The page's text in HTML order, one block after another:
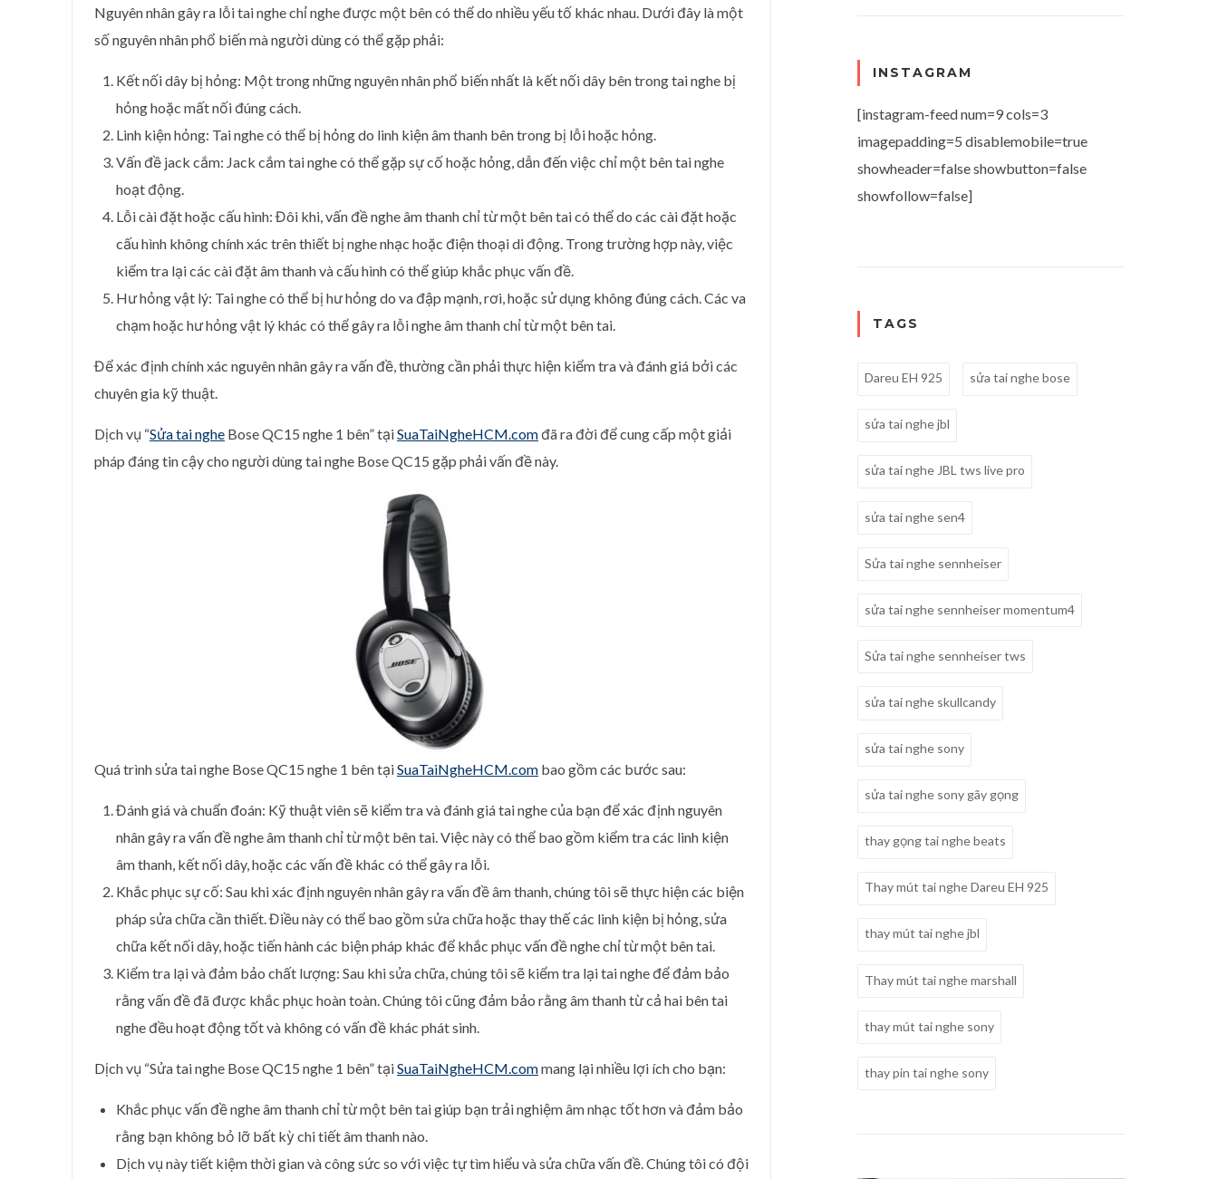
Nguyên nhân gây ra lỗi tai nghe chỉ nghe được một bên có thể do nhiều yếu tố khác nhau. Dưới đây là một
số nguyên nhân phổ biến mà người dùng có thể gặp phải:
Kết nối dây bị hỏng: Một trong những nguyên nhân phổ biến nhất là kết nối dây bên trong tai nghe bị
hỏng hoặc mất nối đúng cách.
Linh kiện hỏng: Tai nghe có thể bị hỏng do linh kiện âm thanh bên trong bị lỗi hoặc hỏng.
Vấn đề jack cắm: Jack cắm tai nghe có thể gặp sự cố hoặc hỏng, dẫn đến việc chỉ một bên tai nghe
hoạt động.
Lỗi cài đặt hoặc cấu hình: Đôi khi, vấn đề nghe âm thanh chỉ từ một bên tai có thể do các cài đặt hoặc
cấu hình không chính xác trên thiết bị nghe nhạc hoặc điện thoại di động. Trong trường hợp này, việc
kiểm tra lại các cài đặt âm thanh và cấu hình có thể giúp khắc phục vấn đề.
Hư hỏng vật lý: Tai nghe có thể bị hư hỏng do va đập mạnh, rơi, hoặc sử dụng không đúng cách. Các va
chạm hoặc hư hỏng vật lý khác có thể gây ra lỗi nghe âm thanh chỉ từ một bên tai.
Để xác định chính xác nguyên nhân gây ra vấn đề, thường cần phải thực hiện kiểm tra và đánh giá bởi các
chuyên gia kỹ thuật.
Dịch vụ “Sửa tai nghe Bose QC15 nghe 1 bên” tạiSuaTaiNgheHCM.comđã ra đời để cung cấp một giải
pháp đáng tin cậy cho người dùng tai nghe Bose QC15 gặp phải vấn đề này.
Quá trình sửa tai nghe Bose QC15 nghe 1 bên tạiSuaTaiNgheHCM.com bao gồm các bước sau:
Đánh giá và chuẩn đoán: Kỹ thuật viên sẽ kiểm tra và đánh giá tai nghe của bạn để xác định nguyên
nhân gây ra vấn đề nghe âm thanh chỉ từ một bên tai. Việc này có thể bao gồm kiểm tra các linh kiện
âm thanh, kết nối dây, hoặc các vấn đề khác có thể gây ra lỗi.
Khắc phục sự cố: Sau khi xác định nguyên nhân gây ra vấn đề âm thanh, chúng tôi sẽ thực hiện các biện
pháp sửa chữa cần thiết. Điều này có thể bao gồm sửa chữa hoặc thay thế các linh kiện bị hỏng, sửa
chữa kết nối dây, hoặc tiến hành các biện pháp khác để khắc phục vấn đề nghe chỉ từ một bên tai.
Kiểm tra lại và đảm bảo chất lượng: Sau khi sửa chữa, chúng tôi sẽ kiểm tra lại tai nghe để đảm bảo
rằng vấn đề đã được khắc phục hoàn toàn. Chúng tôi cũng đảm bảo rằng âm thanh từ cả hai bên tai
nghe đều hoạt động tốt và không có vấn đề khác phát sinh.
Dịch vụ “Sửa tai nghe Bose QC15 nghe 1 bên” tạiSuaTaiNgheHCM.commang lại nhiều lợi ích cho bạn:
Khắc phục vấn đề nghe âm thanh chỉ từ một bên tai giúp bạn trải nghiệm âm nhạc tốt hơn và đảm bảo
rằng bạn không bỏ lỡ bất kỳ chi tiết âm thanh nào.
Dịch vụ này tiết kiệm thời gian và công sức so với việc tự tìm hiểu và sửa chữa vấn đề. Chúng tôi có đội
INSTAGRAM
[instagram-feed num=9 cols=3
imagepadding=5 disablemobile=true
showheader=false showbutton=false
showfollow=false]
TAGS
Dareu EH 925 sửa tai nghe bose
sửa tai nghe jbl
sửa tai nghe JBL tws live pro
sửa tai nghe sen4
Sửa tai nghe sennheiser
sửa tai nghe sennheiser momentum4
Sửa tai nghe sennheiser tws
sửa tai nghe skullcandy
sửa tai nghe sony
sửa tai nghe sony gãy gọng
thay gọng tai nghe beats
Thay mút tai nghe Dareu EH 925
thay mút tai nghe jbl
Thay mút tai nghe marshall
thay mút tai nghe sony
thay pin tai nghe sony